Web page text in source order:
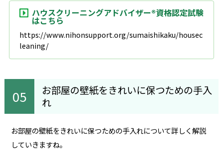
ハウスクリーニングアドバイザー®資格認定試験
はこちら
https://www.nihonsupport.org/sumaishikaku/housec
leaning/
お部屋の壁紙をきれいに保つための手入
れ
お部屋の壁紙をきれいに保つための手入れについて詳しく解説
していきますね。